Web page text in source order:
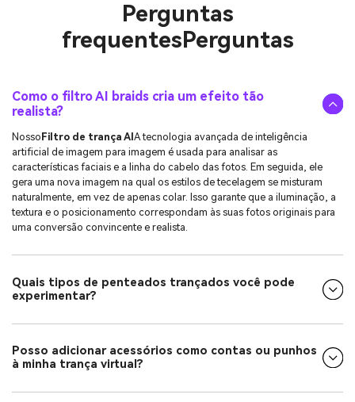
Perguntas
frequentes Perguntas
Como o filtro AI braids cria um efeito tão
realista?
Nosso Filtro de trança AI A tecnologia avançada de inteligência
artificial de imagem para imagem é usada para analisar as
características faciais e a linha do cabelo das fotos. Em seguida, ele
gera uma nova imagem na qual os estilos de tecelagem se misturam
naturalmente, em vez de apenas colar. Isso garante que a iluminação, a
textura e o posicionamento correspondam às suas fotos originais para
uma conversão convincente e realista.
Quais tipos de penteados trançados você pode
experimentar?
Posso adicionar acessórios como contas ou punhos
à minha trança virtual?